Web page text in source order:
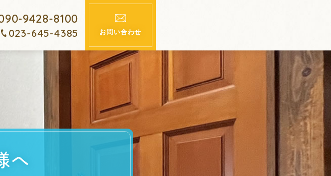
9428-8100
023-645-4385 お問い合わせ
へ